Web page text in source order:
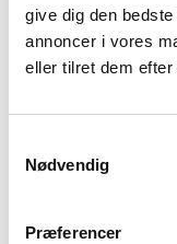
give dig den
annoncer i vores
eller tilret dem efter
Nødvendig
Præferencer